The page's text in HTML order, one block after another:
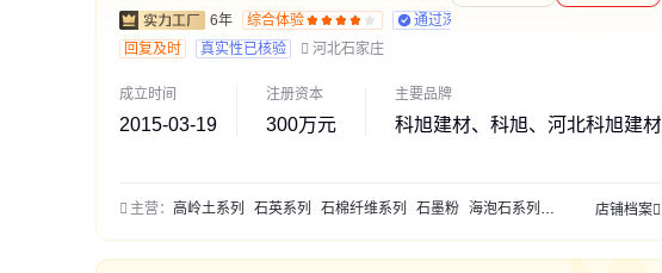
6年 综合体验 通过深度核验
回复及时 真实性已核验 河北石家庄
成立时间
2015-03-19
注册资本
300万元
主要品牌
科旭建材、科旭、河北科旭建材
主营： 高岭土系列 石英系列 石棉纤维系列 石墨粉 海泡石系列 悬浮剂增稠剂系列
店铺档案